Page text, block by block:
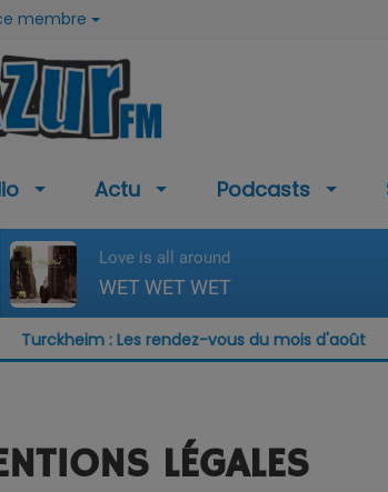
membre
Actu Podcasts
Love is all around
WET WET WET
Turckheim : Les rendez-vous du mois d'août
LÉGALES